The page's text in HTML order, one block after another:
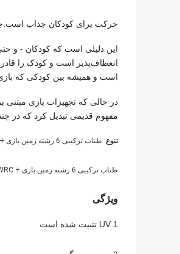
حرکت برای کودکان جذاب
این دلیلی است که کودکان - و
انعطاف‌پذیر است و کودک را
است و همیشه بین کودکی که
مفهوم قدیمی تبدیل کرد که در
تنوع: طناب ترکیبی 6 رشته زمین بازی +FC
طناب ترکیبی 6 رشته زمین بازی + IWRC
ویژگی
1.UV تثبیت شده است